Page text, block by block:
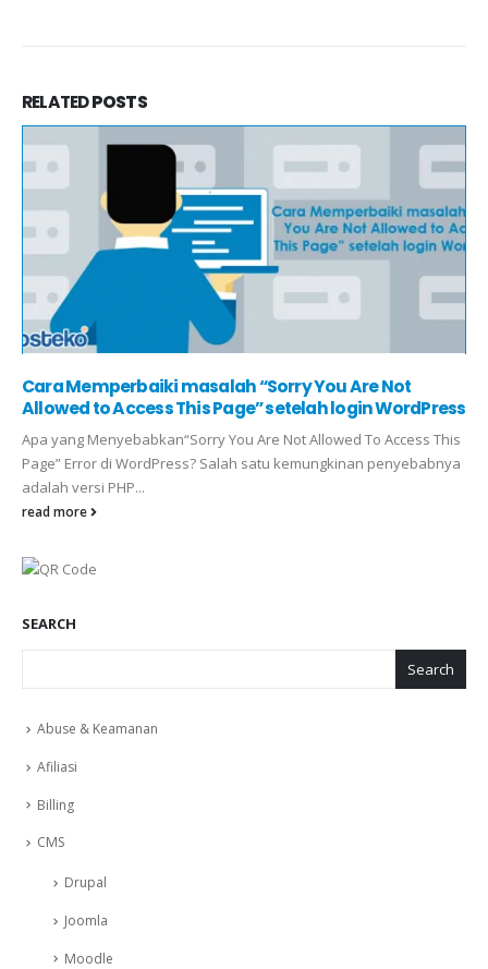
RELATEDPOSTS
Cara Memperbaiki masalah “Sorry You Are Not
Allowed to Access This Page” setelah login WordPress
Apa yang Menyebabkan“Sorry You Are Not Allowed To Access This
Page” Error di WordPress? Salah satu kemungkinan penyebabnya
adalah versi PHP...
read more
SEARCH
Search
Abuse & Keamanan
Afiliasi
Billing
CMS
Drupal
Joomla
Moodle